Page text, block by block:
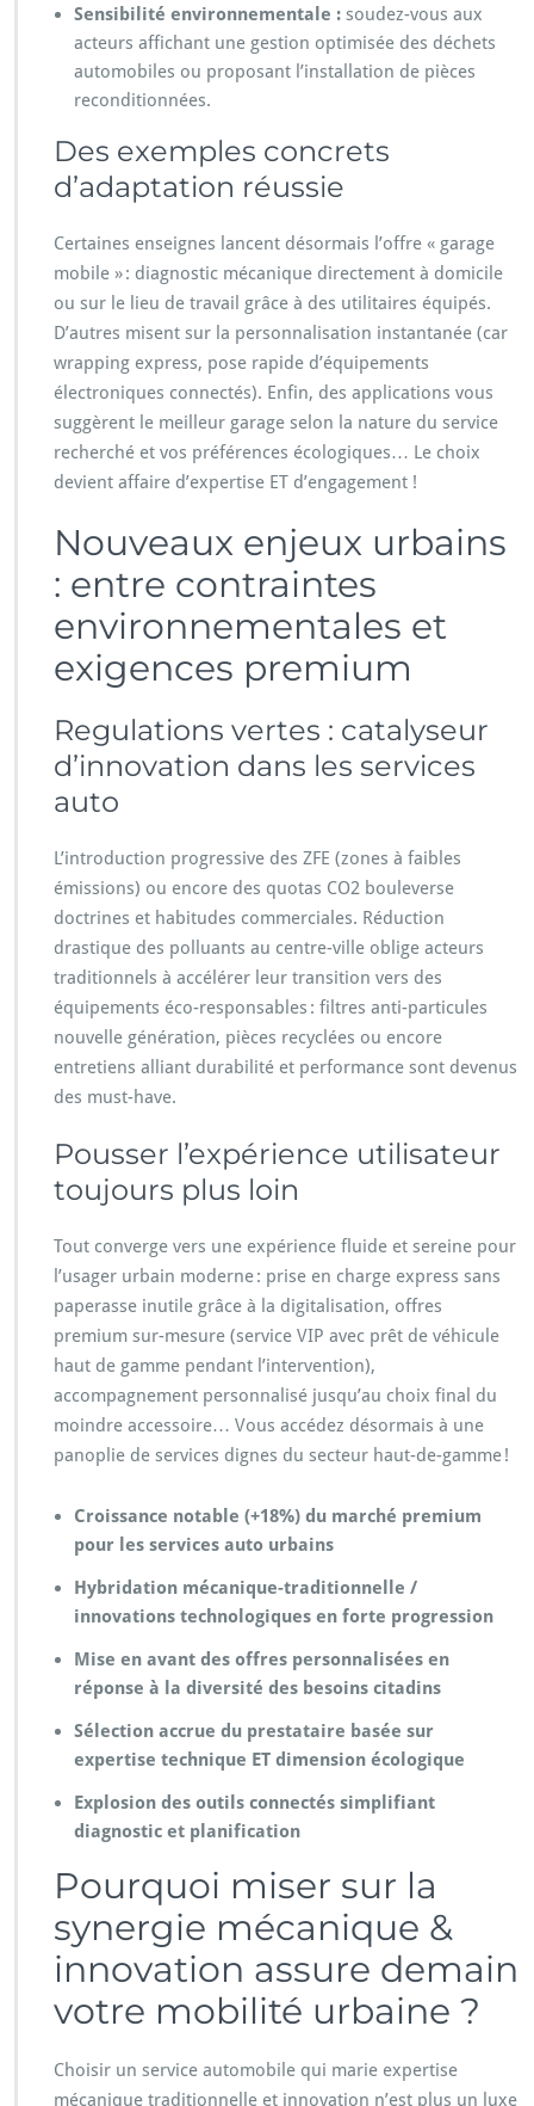
Sensibilité environnementale : soudez-vous aux
acteurs affichant une gestion optimisée des déchets
automobiles ou proposant l’installation de pièces
reconditionnées.
Des exemples concrets
d’adaptation réussie
Certaines enseignes lancent désormais l’offre « garage
mobile » : diagnostic mécanique directement à domicile
ou sur le lieu de travail grâce à des utilitaires équipés.
D’autres misent sur la personnalisation instantanée (car
wrapping express, pose rapide d’équipements
électroniques connectés). Enfin, des applications vous
suggèrent le meilleur garage selon la nature du service
recherché et vos préférences écologiques… Le choix
devient affaire d’expertise ET d’engagement !
Nouveaux enjeux urbains
: entre contraintes
environnementales et
exigences premium
Regulations vertes : catalyseur
d’innovation dans les services
auto
L’introduction progressive des ZFE (zones à faibles
émissions) ou encore des quotas CO2 bouleverse
doctrines et habitudes commerciales. Réduction
drastique des polluants au centre-ville oblige acteurs
traditionnels à accélérer leur transition vers des
équipements éco-responsables : filtres anti-particules
nouvelle génération, pièces recyclées ou encore
entretiens alliant durabilité et performance sont devenus
des must-have.
Pousser l’expérience utilisateur
toujours plus loin
Tout converge vers une expérience fluide et sereine pour
l’usager urbain moderne : prise en charge express sans
paperasse inutile grâce à la digitalisation, offres
premium sur-mesure (service VIP avec prêt de véhicule
haut de gamme pendant l’intervention),
accompagnement personnalisé jusqu’au choix final du
moindre accessoire… Vous accédez désormais à une
panoplie de services dignes du secteur haut-de-gamme !
Croissance notable (+18%) du marché premium
pour les services auto urbains
Hybridation mécanique-traditionnelle /
innovations technologiques en forte progression
Mise en avant des offres personnalisées en
réponse à la diversité des besoins citadins
Sélection accrue du prestataire basée sur
expertise technique ET dimension écologique
Explosion des outils connectés simplifiant
diagnostic et planification
Pourquoi miser sur la
synergie mécanique &
innovation assure demain
votre mobilité urbaine ?
Choisir un service automobile qui marie expertise
mécanique traditionnelle et innovation n’est plus un luxe